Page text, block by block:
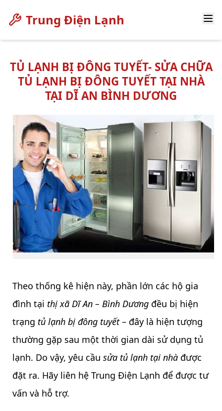
Trung Điện Lạnh
TỦ LẠNH BỊ ĐÔNG TUYẾT- SỬA CHỮA
TỦ LẠNH BỊ ĐÔNG TUYẾT TẠI NHÀ
TẠI DĨ AN BÌNH DƯƠNG
Theo thống kê hiện này, phần lớn các hộ gia
đình tại thị xã Dĩ An – Bình Dương đều bị hiện
trạng tủ lạnh bị đông tuyết– đây là hiện tượng
thường gặp sau một thời gian dài sử dụng tủ
lạnh. Do vậy, yêu cầusửa tủ lạnh tại nhà được
đặt ra. Hãy liên hệ Trung Điện Lạnh để được tư
vấn và hỗ trợ.